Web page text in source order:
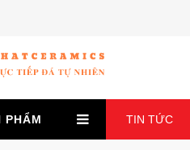
PHẨM TIN TỨC